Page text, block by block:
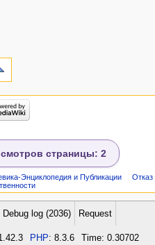
страницы: 2
Энциклопедия и Публикации
Отказ
Debug log (2036) Request
PHP: 8.3.6 Time: 0.30702